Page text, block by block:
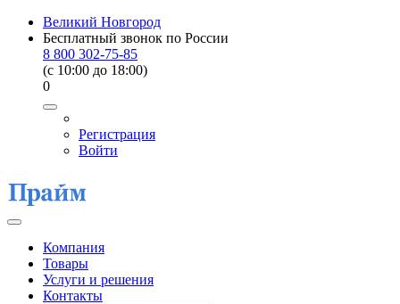
Великий Новгород
Бесплатный звонок по России
8 800 302-75-85
(c 10:00 до 18:00)
0
Регистрация
Войти
Компания
Товары
Услуги и решения
Контакты